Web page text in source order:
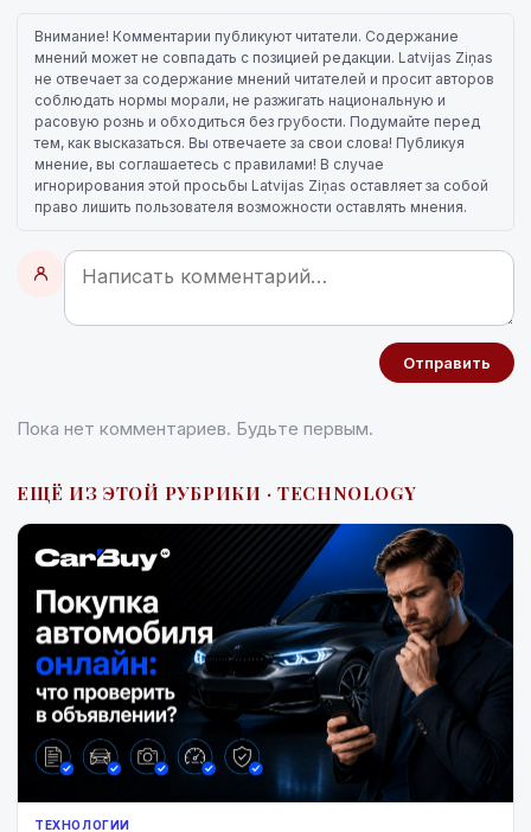
Внимание! Комментарии публикуют читатели. Содержание
мнений может не совпадать с позицией редакции. Latvijas Ziņas
не отвечает за содержание мнений читателей и просит авторов
соблюдать нормы морали, не разжигать национальную и
расовую рознь и обходиться без грубости. Подумайте перед
тем, как высказаться. Вы отвечаете за свои слова! Публикуя
мнение, вы соглашаетесь с правилами! В случае
игнорирования этой просьбы Latvijas Ziņas оставляет за собой
право лишить пользователя возможности оставлять мнения.
Отправить
Пока нет комментариев. Будьте первым.
ЕЩЁ ИЗ ЭТОЙ РУБРИКИ · TECHNOLOGY
ТЕХНОЛОГИИ